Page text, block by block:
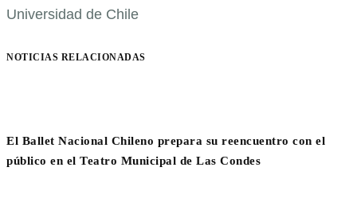
Universidad de Chile
NOTICIAS RELACIONADAS
El Ballet Nacional Chileno prepara su reencuentro con el
público en el Teatro Municipal de Las Condes